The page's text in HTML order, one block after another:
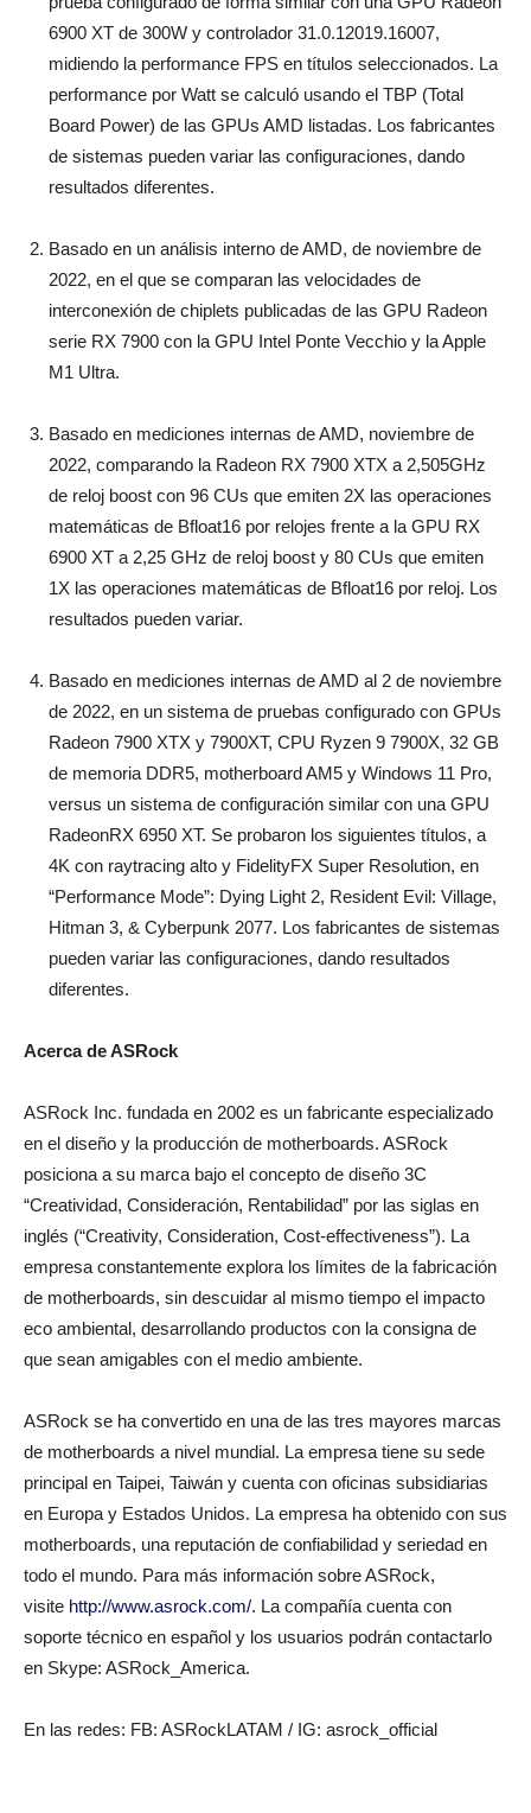
6900 XT de 300W y controlador 31.0.12019.16007,
midiendo la performance FPS en títulos seleccionados. La
performance por Watt se calculó usando el TBP (Total
Board Power) de las GPUs AMD listadas. Los fabricantes
de sistemas pueden variar las configuraciones, dando
resultados diferentes.
Basado en un análisis interno de AMD, de noviembre de
2022, en el que se comparan las velocidades de
interconexión de chiplets publicadas de las GPU Radeon
serie RX 7900 con la GPU Intel Ponte Vecchio y la Apple
M1 Ultra.
Basado en mediciones internas de AMD, noviembre de
2022, comparando la Radeon RX 7900 XTX a 2,505GHz
de reloj boost con 96 CUs que emiten 2X las operaciones
matemáticas de Bfloat16 por relojes frente a la GPU RX
6900 XT a 2,25 GHz de reloj boost y 80 CUs que emiten
1X las operaciones matemáticas de Bfloat16 por reloj. Los
resultados pueden variar.
Basado en mediciones internas de AMD al 2 de noviembre
de 2022, en un sistema de pruebas configurado con GPUs
Radeon 7900 XTX y 7900XT, CPU Ryzen 9 7900X, 32 GB
de memoria DDR5, motherboard AM5 y Windows 11 Pro,
versus un sistema de configuración similar con una GPU
RadeonRX 6950 XT. Se probaron los siguientes títulos, a
4K con raytracing alto y FidelityFX Super Resolution, en
“Performance Mode”: Dying Light 2, Resident Evil: Village,
Hitman 3, & Cyberpunk 2077. Los fabricantes de sistemas
pueden variar las configuraciones, dando resultados
diferentes.
Acerca de ASRock
ASRock Inc. fundada en 2002 es un fabricante especializado
en el diseño y la producción de motherboards. ASRock
posiciona a su marca bajo el concepto de diseño 3C
“Creatividad, Consideración, Rentabilidad” por las siglas en
inglés (“Creativity, Consideration, Cost-effectiveness”). La
empresa constantemente explora los límites de la fabricación
de motherboards, sin descuidar al mismo tiempo el impacto
eco ambiental, desarrollando productos con la consigna de
que sean amigables con el medio ambiente.
ASRock se ha convertido en una de las tres mayores marcas
de motherboards a nivel mundial. La empresa tiene su sede
principal en Taipei, Taiwán y cuenta con oficinas subsidiarias
en Europa y Estados Unidos. La empresa ha obtenido con sus
motherboards, una reputación de confiabilidad y seriedad en
todo el mundo. Para más información sobre ASRock,
visite http://www.asrock.com/. La compañía cuenta con
soporte técnico en español y los usuarios podrán contactarlo
en Skype: ASRock_America.
En las redes: FB: ASRockLATAM / IG: asrock_official